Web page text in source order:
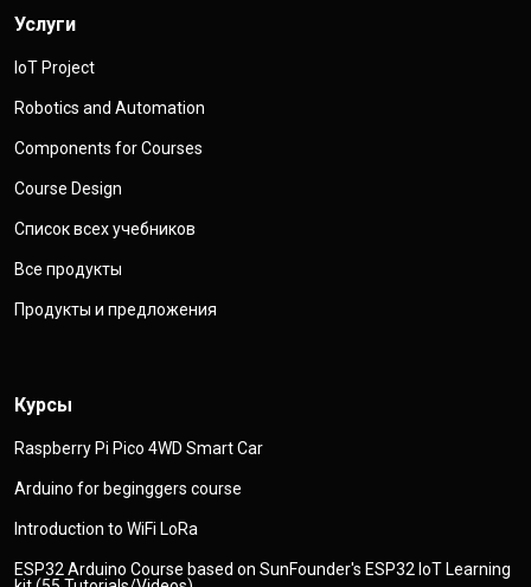
Услуги
IoT Project
Robotics and Automation
Components for Courses
Course Design
Список всех учебников
Все продукты
Продукты и предложения
Курсы
Raspberry Pi Pico 4WD Smart Car
Arduino for beginggers course
Introduction to WiFi LoRa
ESP32 Arduino Course based on SunFounder's ESP32 IoT Learning